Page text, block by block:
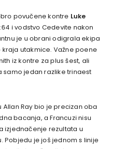
povučene kontre Luke
i vodstvo Cedevite nakon
je u obrani odigrala ekipa
utakmice. Važne poene
iz kontre za plus šest, ali
samo jedan razlike trinaest
Ray bio je precizan oba
bacanja, a Francuzi nisu
izjednačenje rezultata u
Pobjedu je još jednom s linije